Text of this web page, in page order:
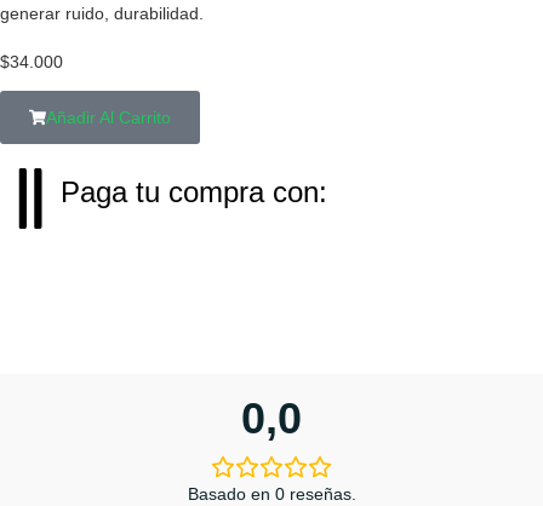
generar ruido, durabilidad.
$34.000
Añadir Al Carrito
Paga tu compra con:
0,0
Basado en 0 reseñas.